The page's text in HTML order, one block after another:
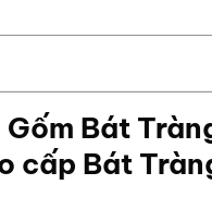
Bát
cấp Bát